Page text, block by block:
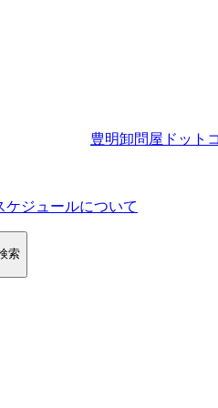
豊明卸問屋ドット
ケジュールについて
索